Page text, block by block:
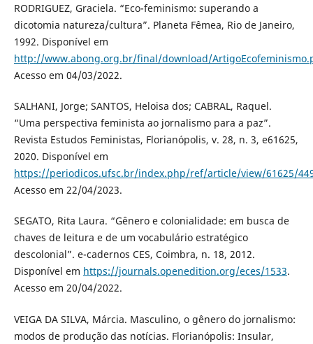
RODRIGUEZ, Graciela. “Eco-feminismo: superando a
dicotomia natureza/cultura”. Planeta Fêmea, Rio de Janeiro,
1992. Disponível em
http://www.abong.org.br/final/download/
Acesso em 04/03/2022.
SALHANI, Jorge; SANTOS, Heloisa dos; CABRAL, Raquel.
“Uma perspectiva feminista ao jornalismo para a paz”.
Revista Estudos Feministas, Florianópolis, v. 28, n. 3, e61625,
2020. Disponível em
https://periodicos.ufsc.br/index.php/ref/article/view/61625/
Acesso em 22/04/2023.
SEGATO, Rita Laura. “Gênero e colonialidade: em busca de
chaves de leitura e de um vocabulário estratégico
descolonial”. e-cadernos CES, Coimbra, n. 18, 2012.
Disponível em https://journals.openedition.org/eces/1533.
Acesso em 20/04/2022.
VEIGA DA SILVA, Márcia. Masculino, o gênero do jornalismo:
modos de produção das notícias. Florianópolis: Insular,